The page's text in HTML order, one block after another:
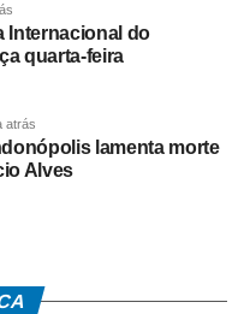
Internacional do
quarta-feira
atrás
lamenta morte
Alves